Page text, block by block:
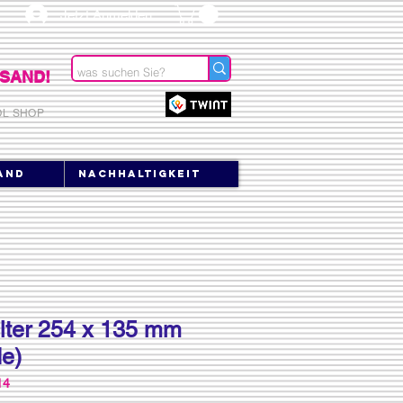
Jetzt Anmelden
SHOP
Nachhaltigkeit
254 x 135 mm